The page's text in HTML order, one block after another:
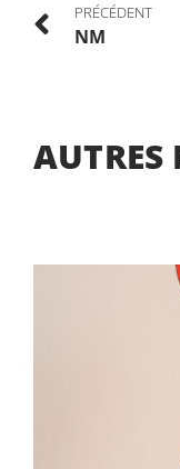
PRÉCÉDENT
NM
AUTRES